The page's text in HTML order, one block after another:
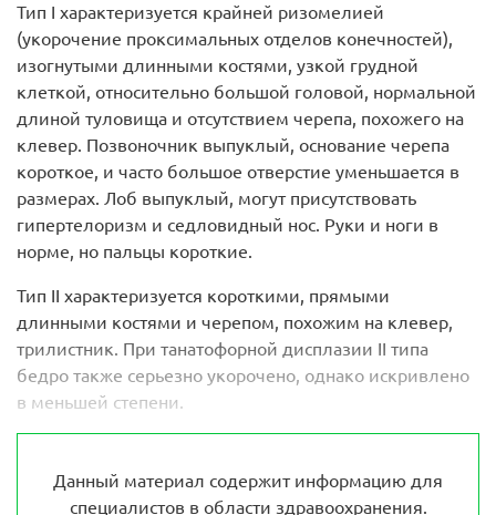
Тип I характеризуется крайней ризомелией
(укорочение проксимальных отделов конечностей),
изогнутыми длинными костями, узкой грудной
клеткой, относительно большой головой, нормальной
длиной туловища и отсутствием черепа, похожего на
клевер. Позвоночник выпуклый, основание черепа
короткое, и часто большое отверстие уменьшается в
размерах. Лоб выпуклый, могут присутствовать
гипертелоризм и седловидный нос. Руки и ноги в
норме, но пальцы короткие.
Тип II характеризуется короткими, прямыми
длинными костями и черепом, похожим на клевер,
трилистник. При танатофорной дисплазии II типа
бедро также серьезно укорочено, однако искривлено
в меньшей степени.
Данный материал содержит информацию для
специалистов в области здравоохранения.